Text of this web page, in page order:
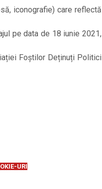
iconografie) care reflectă
pe data de 18 iunie 2021,
Foștilor Deținuți Politici
URI